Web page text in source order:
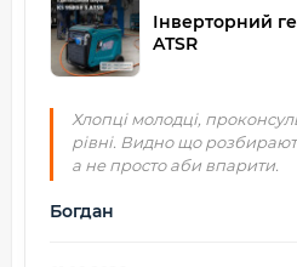
Інверторний
ATSR
Хлопці молодці,
рівні. Видно що
а не просто аби впарити.
Богдан